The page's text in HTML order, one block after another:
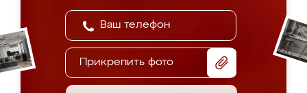
Прикрепить фото